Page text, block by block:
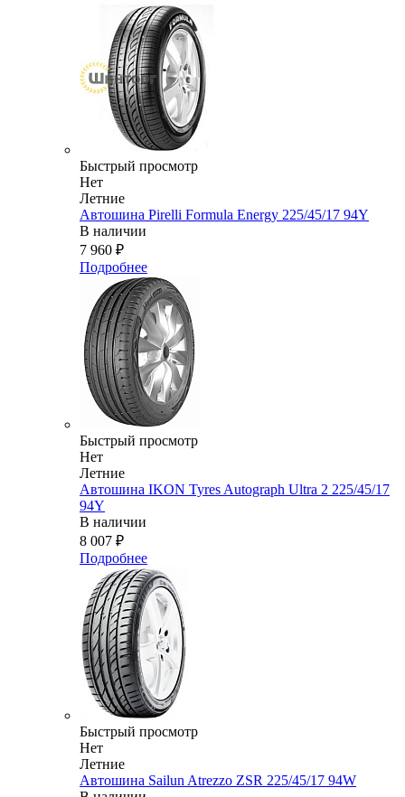
Быстрый просмотр
Нет
Летние
Автошина Pirelli Formula Energy 225/45/17 94Y
В наличии
7 960 ₽
Подробнее
Быстрый просмотр
Нет
Летние
Автошина IKON Tyres Autograph Ultra 2 225/45/17
94Y
В наличии
8 007 ₽
Подробнее
Быстрый просмотр
Нет
Летние
Автошина Sailun Atrezzo ZSR 225/45/17 94W